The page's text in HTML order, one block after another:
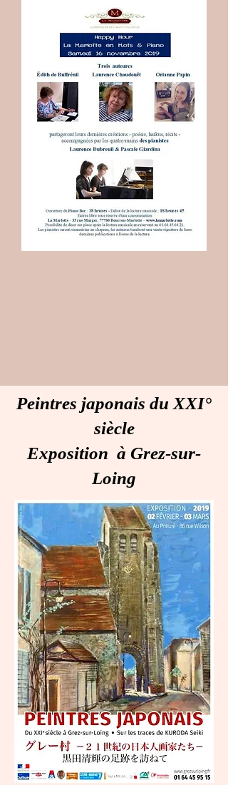
Peintres japonais du XXI°
siècle
Exposition à Grez-sur-
Loing